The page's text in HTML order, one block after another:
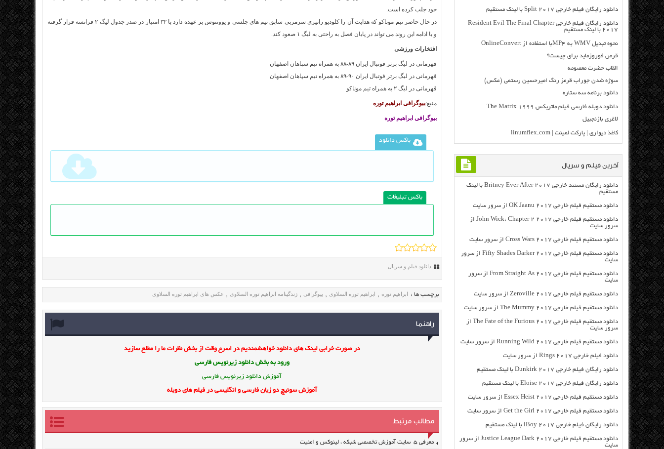
خود جلب کرده است.
در حال حاضر تیم موناکو که هدایت آن را کلودیو رانیری سرمربی سابق تیم های چلسی و یوونتوس بر عهده دارد با ۳۲ امتیاز در صدر جدول لیگ ۲ فرانسه قرار گرفته
و با ادامه این روند می تواند در پایان فصل به راحتی به لیگ ۱ صعود کند.
افتخارات ورزشی
قهرمانی در لیگ برتر فوتبال ایران ۸۹-۸۸ به همراه تیم سپاهان اصفهان
قهرمانی در لیگ برتر فوتبال ایران ۹۰-۸۹ به همراه تیم سپاهان اصفهان
قهرمانی در لیگ ۲ به همراه تیم موناکو
منبع:بیوگرافی ابراهیم توره
بیوگرافی ابراهیم توره
باکس دانلود
باکس تبلیغات
دانلود فیلم و سریال
برچسب ها : ابراهیم توره , ابراهیم توره السلاوی , بیوگرافی , زندگینامه ابراهیم توره السلاوی , عکس های ابراهیم توره السلاوی
راهنما
در صورت خرابی لینک های دانلود خواهشمندیم در اسرع وقت از بخش نظرات ما را مطلع سازید
ورود به بخش دانلود زیرنویس فارسی
آموزش دانلود زیرنویس فارسی
آموزش سوئیچ دو زبان فارسی و انگلیسی در فیلم های دوبله
مطالب مرتبط
معرفی ۵ سایت آموزش تخصصی شبکه ، لینوکس و امنیت
دانلود رایگان فیلم خارجی Split 2017 با لینک مستقیم
دانلود رایگان فیلم خارجی Resident Evil The Final Chapter
2017 با لینک مستقیم
نحوه تبدیل WMV به MP4با استفاده از OnlineConvert
قرص فوروزماید برای چیست؟
القاب حضرت معصومه
سوژه شدن جوراب قرمز رنگ امیرحسین رستمی (عکس)
دانلود برنامه سه ستاره
دانلود دوبله فارسی فیلم ماتریکس The Matrix 1999
لاغری بازنجبیل
کاغذ دیواری | پارکت لمینت | linumflex.com
آخرین فیلم و سریال
دانلود رایگان مسنتد خارجی Britney Ever After 2017 با لینک
مستقیم
دانلود مستقیم فیلم خارجی OK Jaanu 2017 از سرور سایت
دانلود مستقیم فیلم خارجی John Wick: Chapter 2 2017 از
سرور سایت
دانلود مستقیم فیلم خارجی Cross Wars 2017 از سرور سایت
دانلود مستقیم فیلم خارجی Fifty Shades Darker 2017 از سرور
سایت
دانلود مستقیم فیلم خارجی From Straight As 2017 از سرور
سایت
دانلود مستقیم فیلم خارجی Zeroville 2017 از سرور سایت
دانلود مستقیم فیلم خارجی The Mummy 2017 از سرور سایت
دانلود مستقیم فیلم خارجی The Fate of the Furious 2017 از
سرور سایت
دانلود مستقیم فیلم خارجی Running Wild 2017 از سرور سایت
دانلود فیلم خارجی Rings 2017 از سرور سایت
دانلود رایگان فیلم خارجی Dunkirk 2017 با لینک مستقیم
دانلود رایگان فیلم خارجی Eloise 2017 با لینک مستقیم
دانلود مستقیم فیلم خارجی Essex Heist 2017 از سرور سایت
دانلود مستقیم فیلم خارجی Get the Girl 2017 از سرور سایت
دانلود رایگان فیلم خارجی iBoy 2017 با لینک مستقیم
دانلود مستقیم فیلم خارجی Justice League Dark 2017 از سرور
سایت